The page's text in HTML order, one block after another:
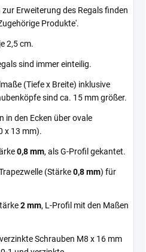
Erweiterung des Regals finden
Produkte'.
2,5 cm.
sind immer einteilig.
(Tiefe x Breite) inklusive
sind ca. 15 mm größer.
in den Ecken über ovale
x 13 mm).
0,8 mm, als G-Profil gekantet.
(Stärke0,8 mm) für
2 mm, L-Profil mit den Maßen
verzinkte Schrauben M8 x 16 mm